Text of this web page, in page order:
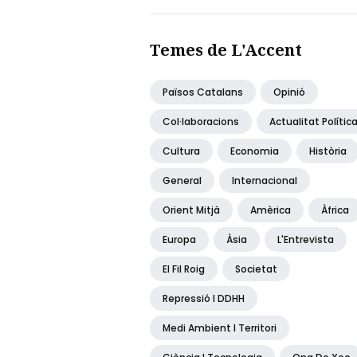
Temes de L'Accent
Països Catalans Opinió
Col·laboracions Actualitat Política
Cultura Economia Història
General Internacional
Orient Mitjà Amèrica Àfrica
Europa Àsia L'Entrevista
El Fil Roig Societat
Repressió I DDHH
Medi Ambient I Territori